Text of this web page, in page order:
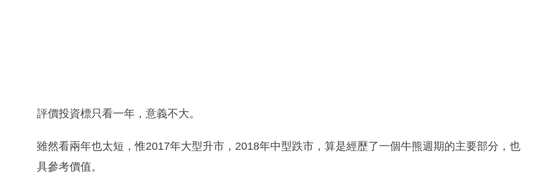
評價投資標只看一年，意義不大。
雖然看兩年也太短，惟2017年大型升市，2018年中型跌市，算是經歷了一個牛熊週期的主要部分，也
具參考價值。